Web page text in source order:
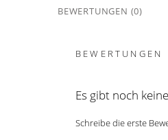
BEWERTUNGEN (0)
BEWERTUNGEN
Es gibt noch
Schreibe die erste